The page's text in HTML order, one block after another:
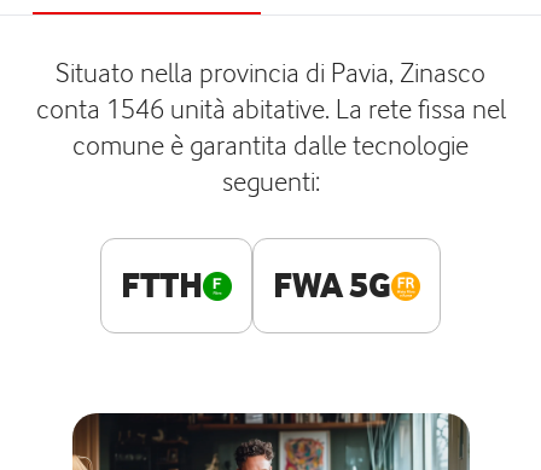
Situato nella provincia di Pavia, Zinasco
conta 1546 unità abitative. La rete fissa nel
comune è garantita dalle tecnologie
seguenti:
FTTH FWA 5G